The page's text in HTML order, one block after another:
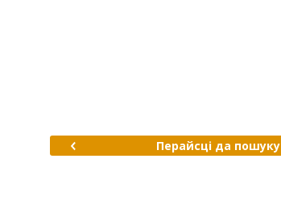
Перайсці да пошуку